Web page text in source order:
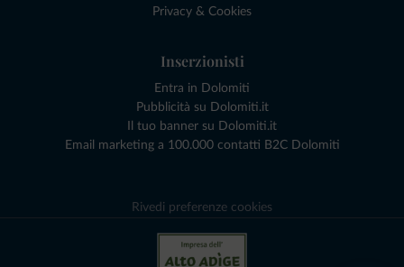
Privacy & Cookies
Inserzionisti
Entra in Dolomiti
Pubblicità su Dolomiti.it
Il tuo banner su Dolomiti.it
Email marketing a 100.000 contatti B2C Dolomiti
Rivedi preferenze cookies